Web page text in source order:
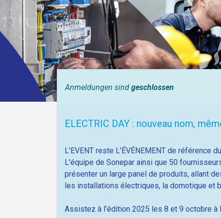
Anmeldungen sind geschlossen
ELECTRIC DAY : nouveau nom,
L’EVENT reste L’ÉVÉNEMENT de référence
L'équipe de Sonepar ainsi que 50
présenter un large panel de produits, allant
les installations électriques, la domotique et
Assistez à l’édition 2025 les 8 et 9 octobre à